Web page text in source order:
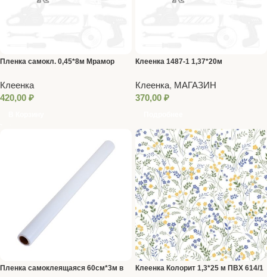
Пленка самокл. 0,45*8м Мрамор
Клеенка
420,00 ₽
Клеенка 1487-1 1,37*20м
Клеенка, МАГАЗИН
370,00 ₽
Пленка самоклеящаяся 60см*3м в
Клеенка Колорит 1,3*25 м ПВХ 614/1